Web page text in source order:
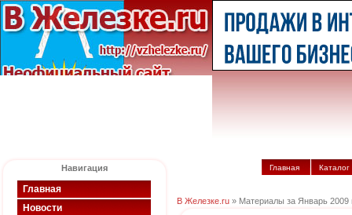
Навигация
Главная
Новости
Главная Каталог
В Железке.ru » Материалы за Январь 2009